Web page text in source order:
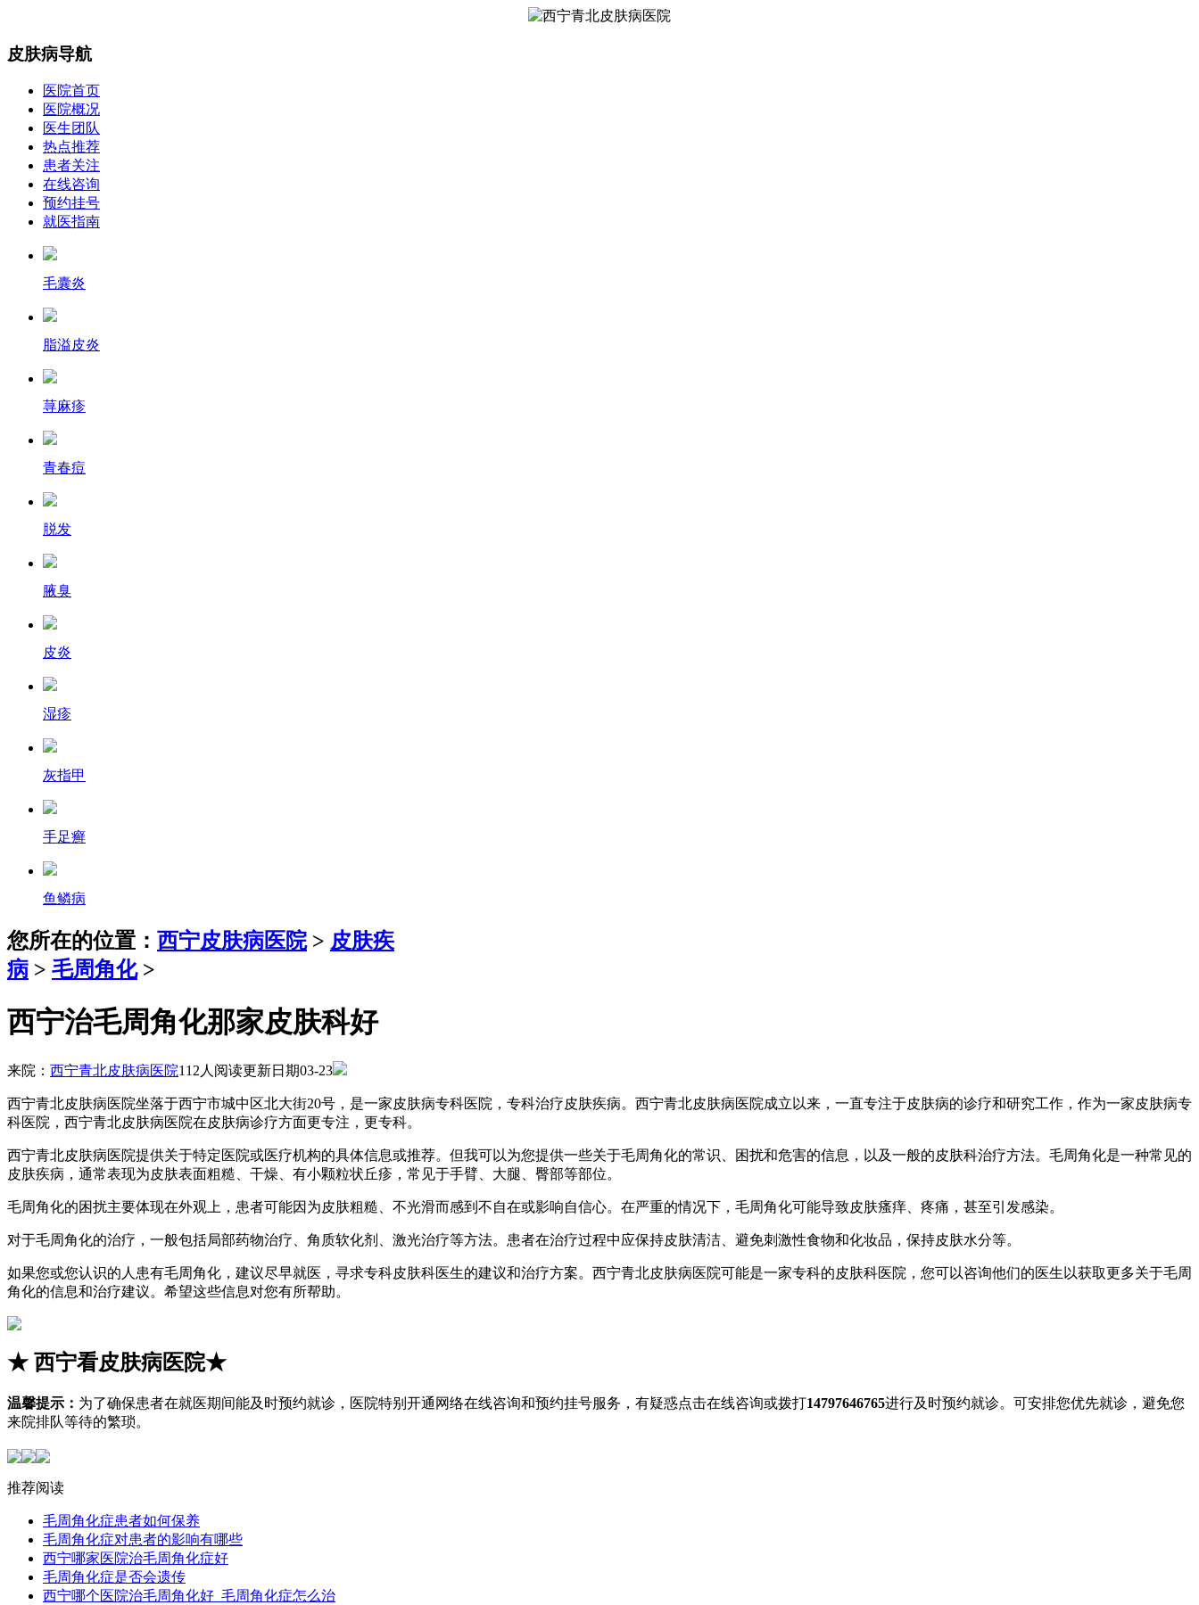
皮肤病导航
医院首页
医院概况
医生团队
热点推荐
患者关注
在线咨询
预约挂号
就医指南
毛囊炎
脂溢皮炎
荨麻疹
青春痘
脱发
腋臭
皮炎
湿疹
灰指甲
手足癣
鱼鳞病
您所在的位置： 西宁皮肤病医院> 皮肤疾
病 > 毛周角化>
西宁治毛周角化那家皮肤科好
来院： 西宁青北皮肤病医院112人阅读更新日期03-23
西宁青北皮肤病医院坐落于西宁市城中区北大街20号，是一家皮肤病专科医院，专科治疗皮肤疾病。西宁青北皮肤病医院成立以来，一直专注于皮肤病的诊疗和研究工作，作为一家皮肤病专
科医院，西宁青北皮肤病医院在皮肤病诊疗方面更专注，更专科。
西宁青北皮肤病医院提供关于特定医院或医疗机构的具体信息或推荐。但我可以为您提供一些关于毛周角化的常识、困扰和危害的信息，以及一般的皮肤科治疗方法。毛周角化是一种常见的
皮肤疾病，通常表现为皮肤表面粗糙、干燥、有小颗粒状丘疹，常见于手臂、大腿、臀部等部位。
毛周角化的困扰主要体现在外观上，患者可能因为皮肤粗糙、不光滑而感到不自在或影响自信心。在严重的情况下，毛周角化可能导致皮肤瘙痒、疼痛，甚至引发感染。
对于毛周角化的治疗，一般包括局部药物治疗、角质软化剂、激光治疗等方法。患者在治疗过程中应保持皮肤清洁、避免刺激性食物和化妆品，保持皮肤水分等。
如果您或您认识的人患有毛周角化，建议尽早就医，寻求专科皮肤科医生的建议和治疗方案。西宁青北皮肤病医院可能是一家专科的皮肤科医院，您可以咨询他们的医生以获取更多关于毛周
角化的信息和治疗建议。希望这些信息对您有所帮助。
★西宁看皮肤病医院★
温馨提示： 为了确保患者在就医期间能及时预约就诊，医院特别开通网络在线咨询和预约挂号服务，有疑惑点击在线咨询或拨打14797646765进行及时预约就诊。可安排您优先就诊，避免您
来院排队等待的繁琐。
推荐阅读
毛周角化症患者如何保养
毛周角化症对患者的影响有哪些
西宁哪家医院治毛周角化症好
毛周角化症是否会遗传
西宁哪个医院治毛周角化好_毛周角化症怎么治